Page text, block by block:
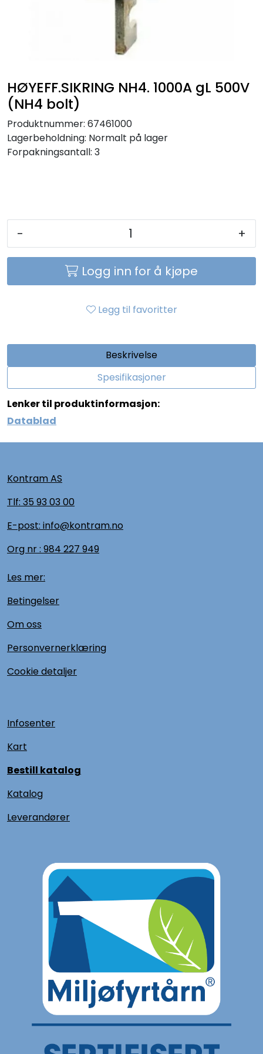
HØYEFF.SIKRING NH4. 1000A gL 500V
(NH4 bolt)
Produktnummer: 67461000
Lagerbeholdning: Normalt på lager
Forpakningsantall: 3
- +
Logg inn for å kjøpe
Legg til favoritter
Beskrivelse
Spesifikasjoner
Lenker til produktinformasjon:
Datablad
Kontram AS
Tlf: 35 93 03 00
E-post: info@kontram.no
Org nr : 984 227 949
Les mer:
Betingelser
Om oss
Personvernerklæring
Cookie detaljer
Infosenter
Kart
Bestill katalog
Katalog
Leverandører